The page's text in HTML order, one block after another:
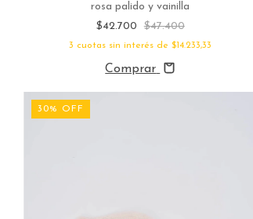
rosa palido y vainilla
$42.700
$47.400
3 cuotas sin interés de$14.233,33
Comprar
30% OFF